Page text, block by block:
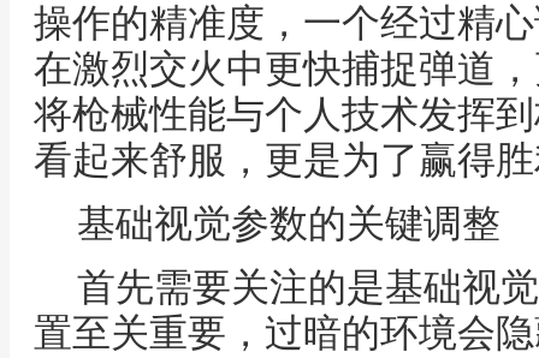
操作的精准度，一个经过精
在激烈交火中更快捕捉弹道
将枪械性能与个人技术发挥
看起来舒服，更是为了赢得
基础视觉参数的关键调整
首先需要关注的是基础视
置至关重要，过暗的环境会